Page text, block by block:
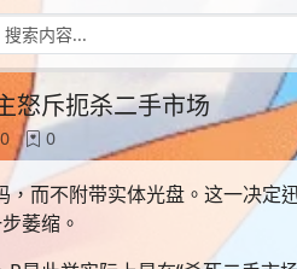
怒斥扼杀二手市场
0 0
，而不附带实体光盘。这一决定
萎缩。